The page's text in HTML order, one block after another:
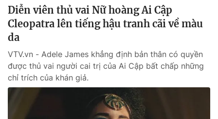
Diễn viên thủ vai Nữ hoàng Ai Cập
Cleopatra lên tiếng hậu tranh cãi về màu
da
VTV.vn - Adele James khẳng định bản thân có quyền
được thủ vai người cai trị của Ai Cập bất chấp những
chỉ trích của khán giả.